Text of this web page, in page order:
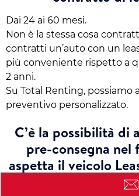
Dai 24 ai 60 mesi.
Non è la stessa cosa
contratti un’auto con un
più conveniente rispetto a
2 anni.
Su Total Renting,
preventivo personalizzato.
C’è la possibilità di
pre-consegna
aspetta il veicolo
Si può optare per un veicolo